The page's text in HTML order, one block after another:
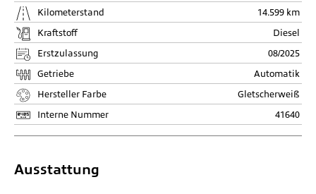
Kilometerstand
14.599 km
Kraftstoff
Diesel
Erstzulassung
08/2025
Getriebe
Automatik
Hersteller Farbe
Gletscherweiß
Interne Nummer
41640
Ausstattung